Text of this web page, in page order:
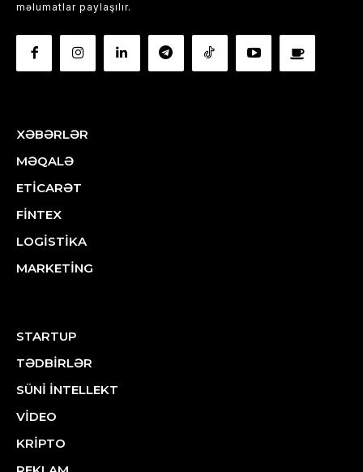
məlumatlar paylaşılır.
XƏBƏRLƏR
MƏQALƏ
ETİCARƏT
FİNTEX
LOGİSTİKA
MARKETİNG
STARTUP
TƏDBİRLƏR
SÜNİ İNTELLEKT
VİDEO
KRİPTO